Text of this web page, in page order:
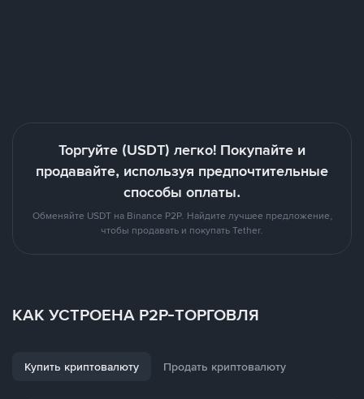
Торгуйте (USDT) легко! Покупайте и
продавайте, используя предпочтительные
способы оплаты.
Обменяйте USDT на Binance P2P. Найдите лучшее предложение,
чтобы продавать и покупать Tether.
КАК УСТРОЕНА P2P-ТОРГОВЛЯ
Купить криптовалюту Продать криптовалюту